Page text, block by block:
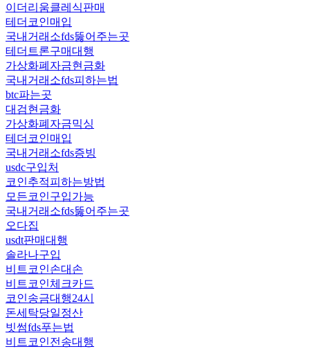
이더리움클레식판매
테더코인매입
국내거래소fds뚫어주는곳
테더트론구매대행
가상화폐자금현금화
국내거래소fds피하는법
btc파는곳
대검현금화
가상화폐자금믹싱
테더코인매입
국내거래소fds증빙
usdc구입처
코인추적피하는방법
모든코인구입가능
국내거래소fds뚫어주는곳
오다집
usdt판매대행
솔라나구입
비트코인손대손
비트코인체크카드
코인송금대행24시
돈세탁당일정산
빗썸fds푸는법
비트코인전송대행